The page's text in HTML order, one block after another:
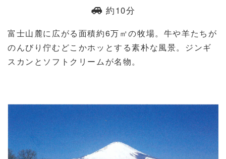
約10分
富士山麓に広がる面積約6万㎡の牧場。牛や羊たちが
のんびり佇むどこかホッとする素朴な風景。ジンギ
スカンとソフトクリームが名物。